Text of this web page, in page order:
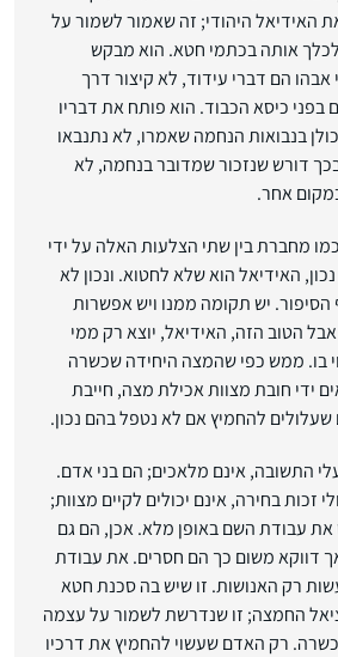
האידיאל היהודי; זה שאמור לשמור על
אותה בכתמי חטא. הוא מבקש
אבהו הם דברי עידוד, לא קיצור דרך
כיסא הכבוד. הוא פותח את דבריו
בנבואות הנחמה שאמרו, לא נתנבאו
דורש שנזכור שמדובר בנחמה, לא
אחר.
מחברת בין שתי הצלעות האלה על ידי
האידיאל הוא שלא לחטוא. ונכון לא
יש תקומה ממנו ויש אפשרות
הטוב הזה, האידיאל, יוצא רק ממי
בו. ממש כפי שהמצה היחידה שכשרה
ידי חובת מצוות אכילת מצה, חייבת
שעלולים להחמיץ אם לא נטפל בהם נכון.
התשובה, אינם מלאכים; הם בני אדם.
זכות בחירה, אינם יכולים לקיים מצוות;
את עבודת השם באופן מלא. אכן, הם גם
דווקא משום כך הם חסרים. את עבודת
רק האנושות. זו שיש בה סכנת חטא
החמצה; זו שנדרשת לשמור על עצמה
רק האדם שעשוי להחמיץ את דרכיו